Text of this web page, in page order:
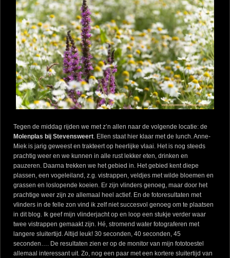
Tegen de middag rijden we met z’n allen naar de volgende locatie: de
Molenplas bij Stevensweert . Ellen staat hier klaar met de lunch. Anne-
Miek is jarig geweest en trakteert op heerlijke vlaai. Het is nog steeds
prachtig weer en we kunnen in alle rust lekker eten, drinken en
pauzeren. Daarna trekken we het gebied in. Het gebied kent diepe
plassen, een vogeleiland, z.g. vistrappen, veldjes met wilde bloemen en
grassen en loslopende koeien. Er zijn vlinders genoeg, maar door het
prachtige weer zijn ze allemaal heel actief. En de fotoresultaten met
vlinders in de felle zon vind ik zelf niet succesvol genoeg om te plaatsen
in dit blog. Ik geef mijn vlinderjacht op en loop een stukje verder waar
twee vistrappen gemaakt zijn. Hé, stromend water fotograferen met
langere sluitertijd. Altijd leuk! 30 seconden, 40 seconden, 45
seconden…. De resultaten zien er op de monitor van mijn fototoestel
allemaal interessant uit. Zo, nog een paar met een kortere sluitertijd van